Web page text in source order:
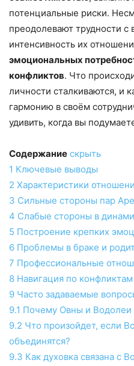
потенциальные риски.
преодолевают трудности
интенсивность их
эмоциональных
конфликтов. Что
личности сталкиваются, и
гармонию в своём
удивить, когда вы
Содержание скрыть
1 Ключевые выводы
2 Характеристики
3 Сильные стороны пар
4 Слабые стороны в
5 Построение крепких
6 Проблемы в браке и
7 Профессиональные
8 Навигация по
9 Часто задаваемые
9.1 Почему Овны и Водолеи
9.2 Что произойдет, если
объединятся?
9.3 Как духовка связана с